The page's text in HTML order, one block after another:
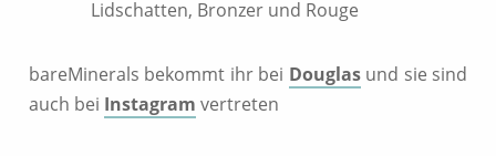
Lidschatten, Bronzer und Rouge
bareMinerals bekommt ihr bei Douglasund sie sind
auch bei Instagram vertreten